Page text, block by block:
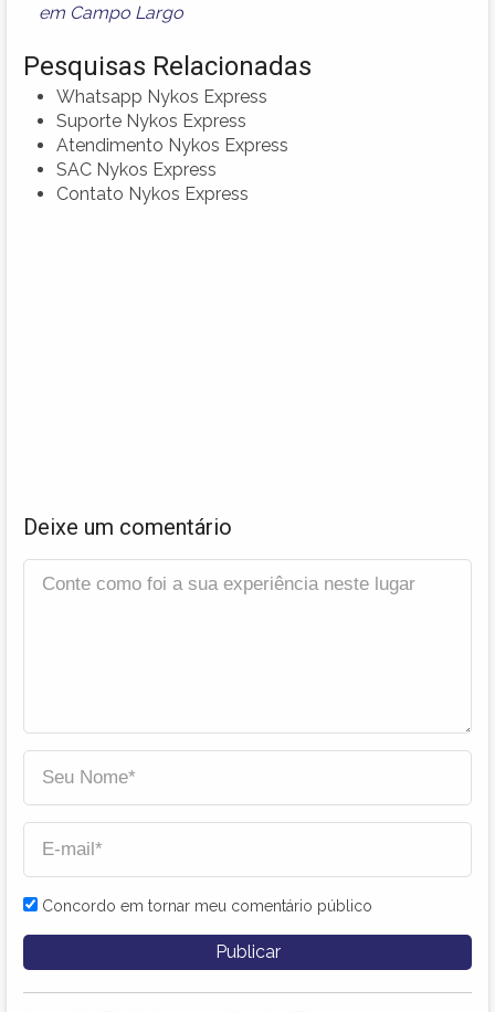
em Campo Largo
Pesquisas Relacionadas
Whatsapp Nykos Express
Suporte Nykos Express
Atendimento Nykos Express
SAC Nykos Express
Contato Nykos Express
Deixe um comentário
Concordo em tornar meu comentário público